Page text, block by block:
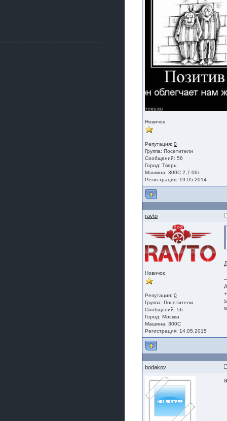
Новичок
Репутация:0
Группа:Посетители
Сообщений: 56
Город: Тверь
Машина: 300С 2,7 06г
Регистрация: 19.05.2014
ravto
Новичок
Репутация:0
Группа:Посетители
Сообщений: 56
Город: Москва
Машина: 300C
Регистрация: 14.05.2015
bodakov